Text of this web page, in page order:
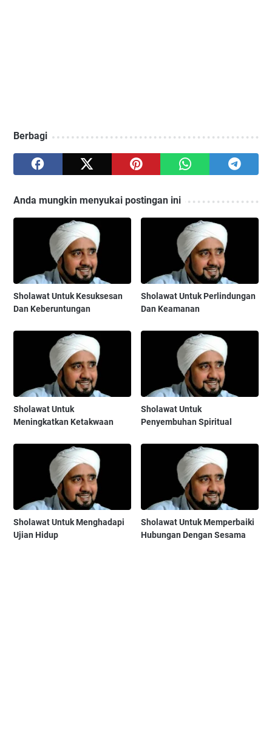
Berbagi
Anda mungkin menyukai postingan ini
Sholawat Untuk Kesuksesan
Dan Keberuntungan
Sholawat Untuk Perlindungan
Dan Keamanan
Sholawat Untuk
Meningkatkan Ketakwaan
Sholawat Untuk
Penyembuhan Spiritual
Sholawat Untuk Menghadapi
Ujian Hidup
Sholawat Untuk Memperbaiki
Hubungan Dengan Sesama